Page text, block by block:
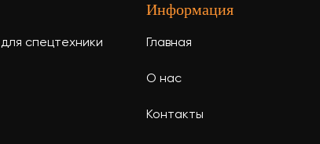
спецтехники
Информация
Главная
О нас
Контакты